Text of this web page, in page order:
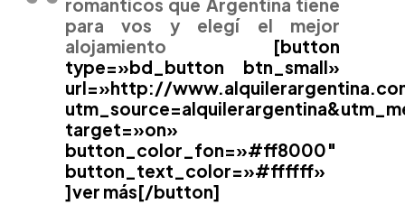
románticos que Argentina tiene
para vos y elegí el mejor
alojamiento [button
type=»bd_button btn_small»
url=»http://
target=»on»
button_color_fon=»#ff8000″
button_text_color=»#ffffff»
]ver más[/button]